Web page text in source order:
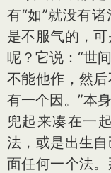
有“如”就没有
是不服气的，
呢？它说：“世
不能他作，然
有一个因。”本
兜起来凑在一
法，或是出生
面任何一个法